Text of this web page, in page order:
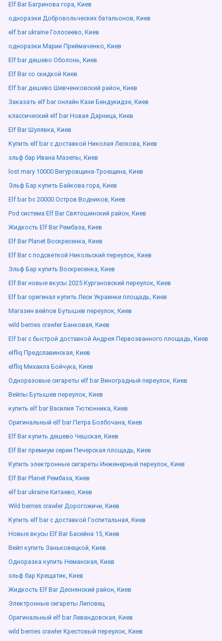
Elf Bar Багринова гора, Киев
одноразки Добровольческих батальонов, Киев
elf bar ukraine Голосеево, Киев
одноразки Марии Приймаченко, Киев
Elf bar дешево Оболонь, Киев
Elf Bar со скидкой Киев
Elf bar дешево Шевченковский район, Киев
Заказать elf bar онлайн Кахи Бендукидзе, Киев
классический elf bar Новая Дарница, Киев
Elf Bar Шулявка, Киев
Купить elf bar с доставкой Николая Лескова, Киев
эльф бар Ивана Мазепы, Киев
lost mary 10000 Вигуровщина-Троещина, Киев
Эльф Бар купить Байкова гора, Киев
Elf bar bc 20000 Остров Водников, Киев
Pod система Elf Bar Святошинский район, Киев
Жидкость Elf Bar Рембаза, Киев
Elf Bar Planet Воскресенка, Киев
Elf Bar с подсветкой Никольский переулок, Киев
Эльф Бар купить Воскресенка, Киев
Elf Bar новые вкусы 2025 Кургановский переулок, Киев
Elf bar оригинал купить Леси Украинки площадь, Киев
Магазин вейпов Бутышев переулок, Киев
wild berries crawler Банковая, Киев
Elf bar с быстрой доставкой Андрея Первозванного площадь, Киев
elfliq Предславинская, Киев
elfliq Михаила Бойчука, Киев
Одноразовые сигареты elf bar Виноградный переулок, Киев
Вейпы Бутышев переулок, Киев
купить elf bar Василия Тютюнника, Киев
Оригинальный elf bar Петра Болбочана, Киев
Elf Bar купить дешево Чешская, Киев
Elf Bar премиум серии Печерская площадь, Киев
Купить электронные сигареты Инженерный переулок, Киев
Elf Bar Planet Рембаза, Киев
elf bar ukraine Китаево, Киев
Wild berries crawler Дорогожичи, Киев
Купить elf bar с доставкой Госпитальная, Киев
Новые вкусы Elf Bar Басейна 15, Киев
Вейп купить Заньковецкой, Киев
Одноразка купить Неманская, Киев
эльф бар Крещатик, Киев
Жидкость Elf Bar Деснянский район, Киев
Электронные сигареты Липовец
Оригинальный elf bar Левандовская, Киев
wild berries crawler Крестовый переулок, Киев